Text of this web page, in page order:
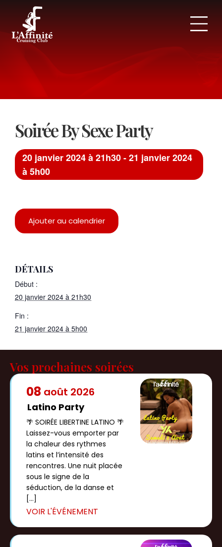
Soirée By Sexe Party
20 janvier 2024 à 21h30-21 janvier 2024
à 5h00
Ajouter au calendrier
DÉTAILS
Début :
20 janvier 2024 à 21h30
Fin :
21 janvier 2024 à 5h00
Vos prochaines soirées
08 août 2026
Latino Party
🌴 SOIRÉE LIBERTINE LATINO 🌴
Laissez-vous emporter par
la chaleur des rythmes
latins et l’intensité des
rencontres. Une nuit placée
sous le signe de la
séduction, de la danse et
[…]
Panneau de gestion des cookies